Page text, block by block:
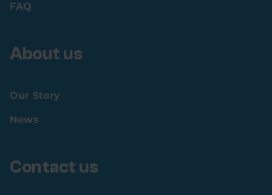
FAQ
About us
Our Story
News
Contact us